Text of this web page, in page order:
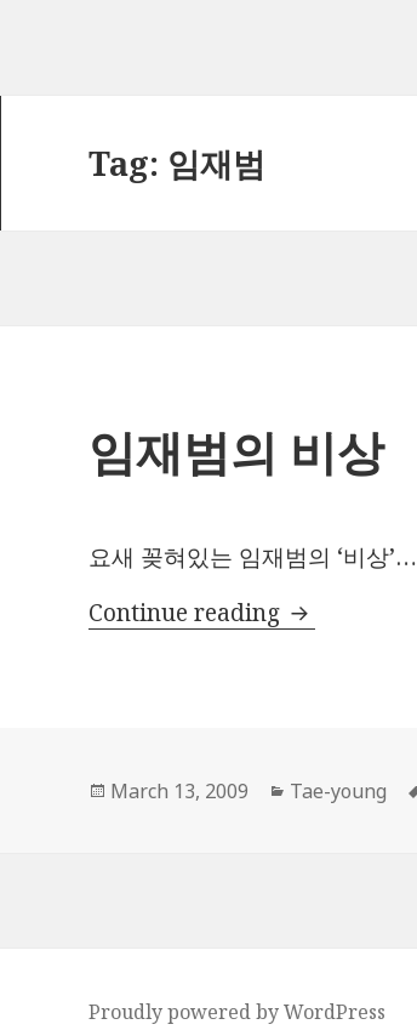
Tag: 임재범
임재범의 비상
요새 꽂혀있는 임재범의 ‘비상’…
Continue reading 임재범의 비상
Posted
March 13, 2009 Categories
Tae-young
Proudly powered by WordPress